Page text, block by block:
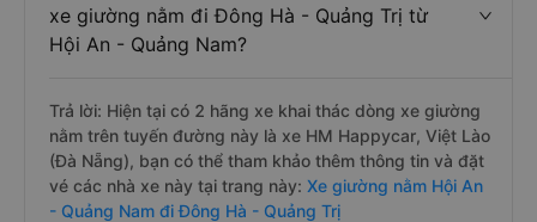
xe giường nằm đi Đông Hà - Quảng Trị từ
Hội An - Quảng Nam?
Trả lời: Hiện tại có 2 hãng xe khai thác dòng xe giường
nằm trên tuyến đường này là xe HM Happycar, Việt Lào
(Đà Nẵng), bạn có thể tham khảo thêm thông tin và đặt
vé các nhà xe này tại trang này: Xe giường nằm Hội An
- Quảng Nam đi Đông Hà - Quảng Trị